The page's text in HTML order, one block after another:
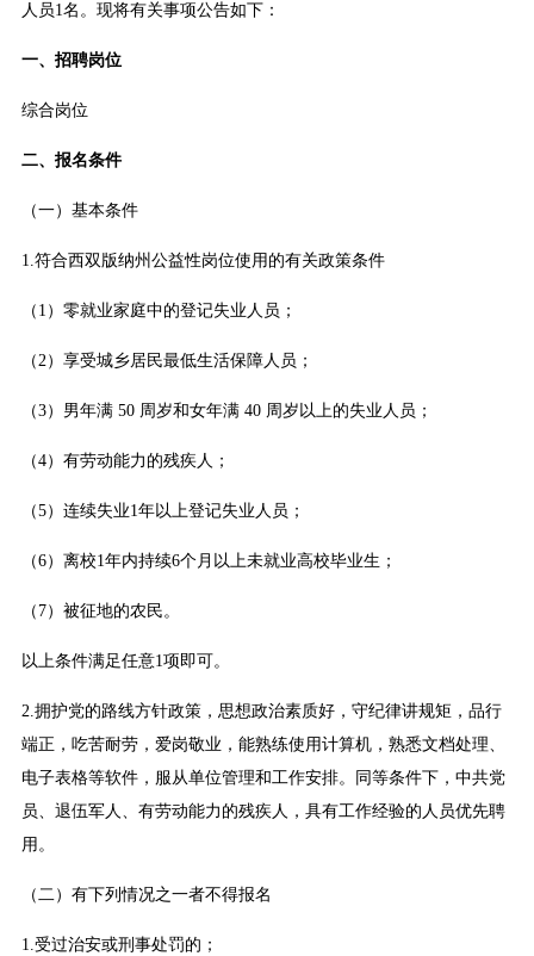
人员1名。现将有关事项公告如下：
一、招聘岗位
综合岗位
二、报名条件
（一）基本条件
1.符合西双版纳州公益性岗位使用的有关政策条件
（1）零就业家庭中的登记失业人员；
（2）享受城乡居民最低生活保障人员；
（3）男年满 50 周岁和女年满 40 周岁以上的失业人员；
（4）有劳动能力的残疾人；
（5）连续失业1年以上登记失业人员；
（6）离校1年内持续6个月以上未就业高校毕业生；
（7）被征地的农民。
以上条件满足任意1项即可。
2.拥护党的路线方针政策，思想政治素质好，守纪律讲规矩，品行
端正，吃苦耐劳，爱岗敬业，能熟练使用计算机，熟悉文档处理、
电子表格等软件，服从单位管理和工作安排。同等条件下，中共党
员、退伍军人、有劳动能力的残疾人，具有工作经验的人员优先聘
用。
（二）有下列情况之一者不得报名
1.受过治安或刑事处罚的；